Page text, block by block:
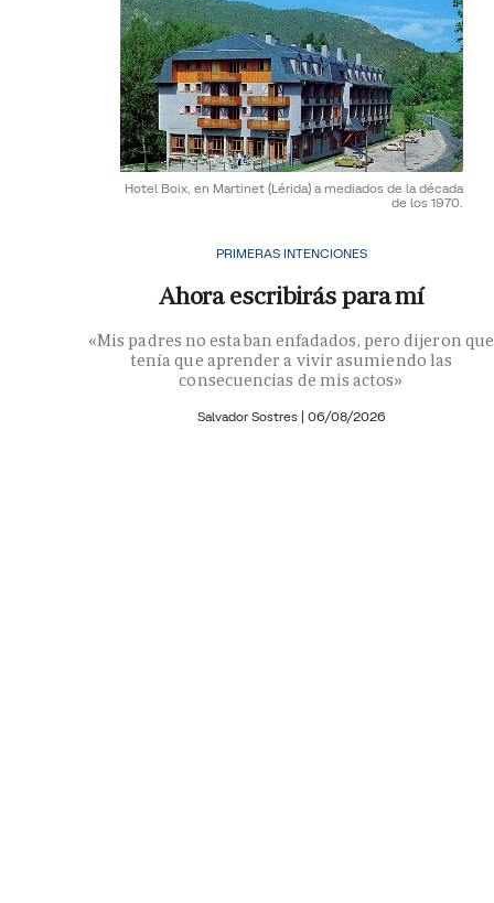
Hotel Boix, en Martinet (Lérida) a mediados de la década
de los 1970.
PRIMERAS INTENCIONES
Ahora escribirás para mí
«Mis padres no estaban enfadados, pero dijeron que
tenía que aprender a vivir asumiendo las
consecuencias de mis actos»
Salvador Sostres | 06/08/2026